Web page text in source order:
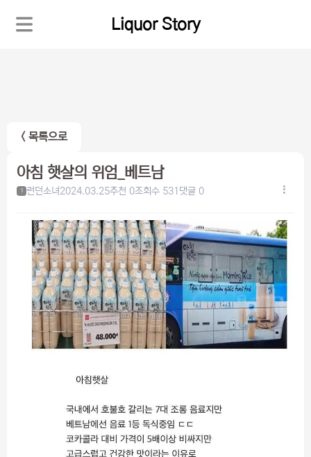
Liquor Story
< 목록으로
아침 햇살의 위엄_베트남
1 런던소녀2024.03.25추천 0조회수 531 댓글 0